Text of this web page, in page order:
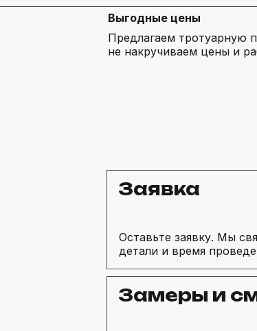
Выгодные цены
Предлагаем тротуарную
не накручиваем цены и
Заявка
Оставьте заявку. Мы
детали и время
Замеры и